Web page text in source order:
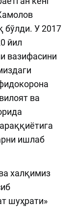
бўлди. У 2017
йил
вазифасини
ва
ишлаб
халқимиз
шуҳрати»